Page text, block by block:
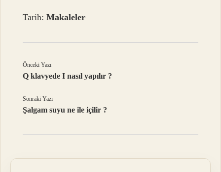
Tarih:Makaleler
Önceki Yazı
Q klavyede I nasıl yapılır ?
Sonraki Yazı
Şalgam suyu ne ile içilir ?